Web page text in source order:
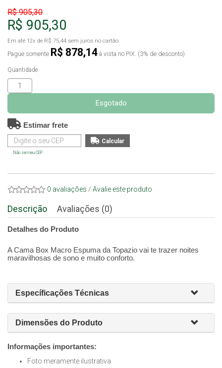
R$ 905,30
R$ 905,30
Em até 12x de R$ 75,44 sem juros no cartão
Pague somente R$ 878,14 à vista no PIX. (3% de desconto)
Quantidade
Esgotado
Estimar frete
Não sei meu CEP
0 avaliações / Avalie este produto
Descrição Avaliações (0)
Detalhes do Produto
A Cama Box Macro Espuma da Topazio vai te trazer noites
maravilhosas de sono e muito conforto.
Específicações Técnicas
Dimensões do Produto
Informações importantes:
Foto meramente ilustrativa.